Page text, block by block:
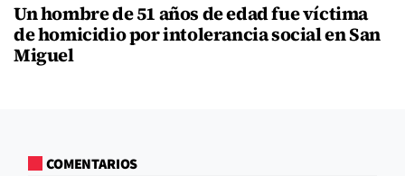
Un hombre de 51 años de edad fue víctima
de homicidio por intolerancia social en San
Miguel
COMENTARIOS